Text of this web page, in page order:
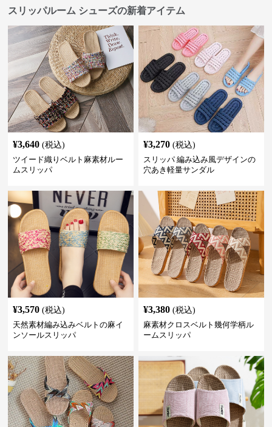
スリッパルーム シューズの新着アイテム
¥3,640 (税込)
ツイード織りベルト麻素材ルー
ムスリッパ
¥3,270 (税込)
スリッパ 編み込み風デザインの
穴あき軽量サンダル
¥3,570 (税込)
天然素材編み込みベルトの麻イ
ンソールスリッパ
¥3,380 (税込)
麻素材クロスベルト幾何学柄ル
ームスリッパ